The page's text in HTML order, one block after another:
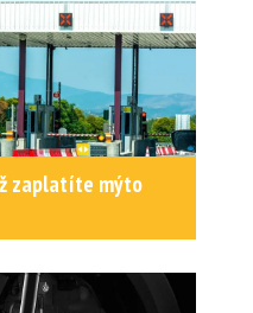
zaplatíte mýto